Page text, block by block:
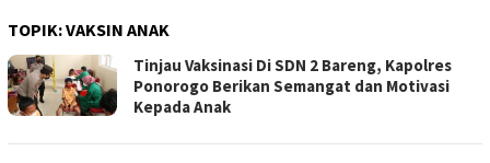
TOPIK:VAKSIN ANAK
Tinjau Vaksinasi Di SDN 2 Bareng, Kapolres
Ponorogo Berikan Semangat dan Motivasi
Kepada Anak